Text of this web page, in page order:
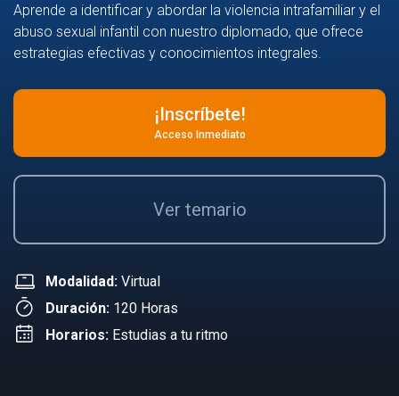
Aprende a identificar y abordar la violencia intrafamiliar y el
abuso sexual infantil con nuestro diplomado, que ofrece
estrategias efectivas y conocimientos integrales.
¡Inscríbete!
Acceso Inmediato
Ver temario
Modalidad: Virtual
Duración: 120 Horas
Horarios: Estudias a tu ritmo